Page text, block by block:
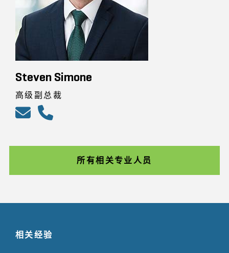
Steven Simone
高级副总裁
所有相关专业人员
相关经验